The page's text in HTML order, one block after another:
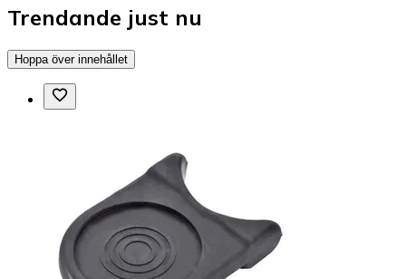
Trendande just nu
Hoppa över innehållet